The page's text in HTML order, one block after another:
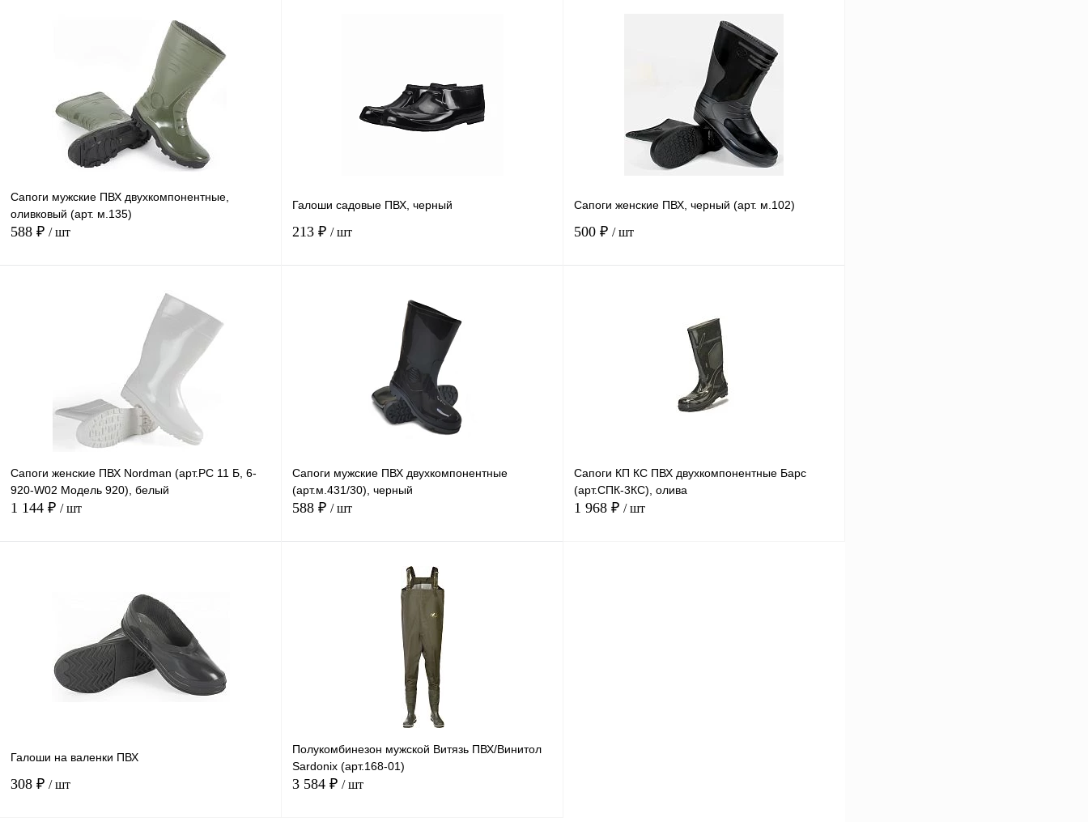
Сапоги мужские ПВХ двухкомпонентные,
оливковый (арт. м.135)
588 ₽ / шт
В корзину
Купить в
В избранное
наличии
46
Галоши садовые ПВХ, черный
213 ₽ / шт
Купить в
В избранное
наличии
46
Сапоги женские ПВХ, черный (арт. м.102)
500 ₽ / шт
Купить в
В избранное
Сапоги женские ПВХ Nordman (арт.РС 11 Б, 6-
920-W02 Модель 920), белый
1 144 ₽ / шт
Купить в
В избранное
наличии
38 (247) 39 (255) 36 (232)
Сапоги мужские ПВХ двухкомпонентные
(арт.м.431/30), черный
588 ₽ / шт
Купить в
В избранное
наличии
46 42
Сапоги КП КС ПВХ двухкомпонентные Барс
(арт.СПК-3КС), олива
1 968 ₽ / шт
Галоши на валенки ПВХ
308 ₽ / шт
Полукомбинезон мужской Витязь ПВХ/Винитол
Sardonix (арт.168-01)
3 584 ₽ / шт